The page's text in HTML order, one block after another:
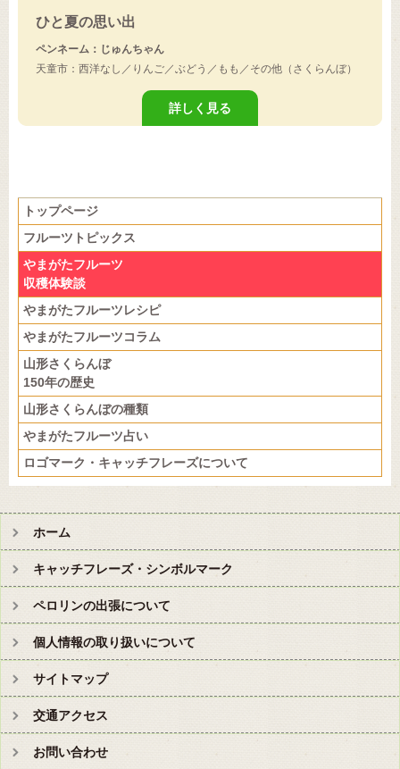
ひと夏の思い出
ペンネーム：じゅんちゃん
天童市：西洋なし／りんご／ぶどう／もも／その他（さくらんぼ）
詳しく見る
トップページ
フルーツトピックス
やまがたフルーツ
収穫体験談
やまがたフルーツレシピ
やまがたフルーツコラム
山形さくらんぼ
150年の歴史
山形さくらんぼの種類
やまがたフルーツ占い
ロゴマーク・キャッチフレーズについて
ホーム
キャッチフレーズ・シンボルマーク
ペロリンの出張について
個人情報の取り扱いについて
サイトマップ
交通アクセス
お問い合わせ